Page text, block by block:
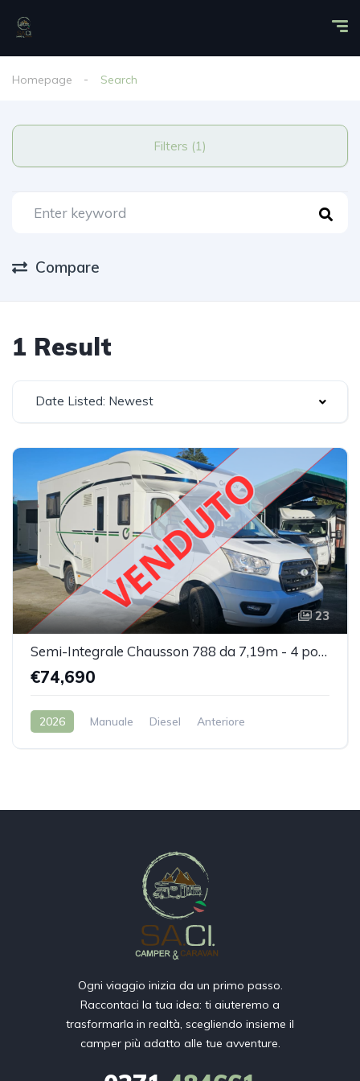
Homepage Search
Filters (1)
Compare
1 Result
Date Listed: Newest
23
Semi-Integrale Chausson 788 da 7,19m - 4 posti
€74,690
2026 Manuale Diesel Anteriore
Ogni viaggio inizia da un primo passo.
Raccontaci la tua idea: ti aiuteremo a
trasformarla in realtà, scegliendo insieme il
camper più adatto alle tue avventure.